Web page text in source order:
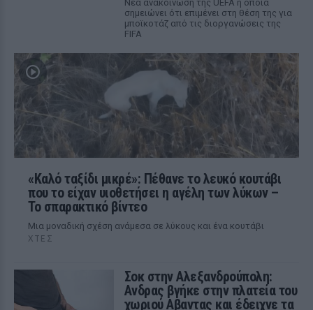
Νέα ανακοίνωση της UEFA η οποία
σημειώνει ότι επιμένει στη θέση της για
μποϊκοτάζ από τις διοργανώσεις της
FIFA
«Καλό ταξίδι μικρέ»: Πέθανε το λευκό κουτάβι
που το είχαν υιοθετήσει η αγέλη των λύκων –
Το σπαρακτικό βίντεο
Μια μοναδική σχέση ανάμεσα σε λύκους και ένα κουτάβι
ΧΤΕΣ
Σοκ στην Αλεξανδρούπολη:
Ανδρας βγήκε στην πλατεία του
χωριού Αβαντας και έδειχνε τα